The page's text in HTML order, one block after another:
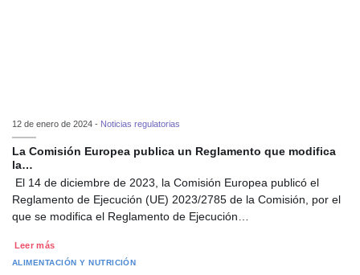
12 de enero de 2024 - Noticias regulatorias
La Comisión Europea publica un Reglamento que modifica
la…
El 14 de diciembre de 2023, la Comisión Europea publicó el
Reglamento de Ejecución (UE) 2023/2785 de la Comisión, por el
que se modifica el Reglamento de Ejecución…
Leer más
ALIMENTACIÓN Y NUTRICIÓN